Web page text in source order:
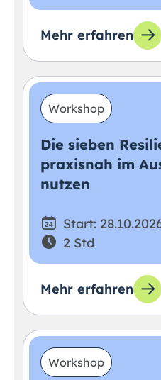
Mehr erfahren
Workshop
Die sieben
praxisnah im
nutzen
Start:
2 Std
Mehr erfahren
Workshop